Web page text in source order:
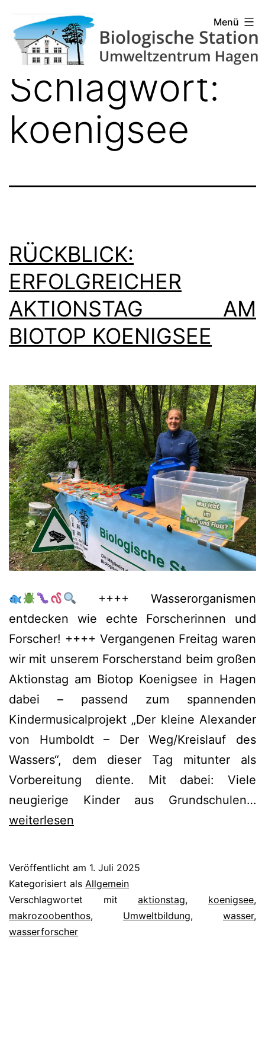
Inhalt
springen
Biologische
Station
Hagen
Menü
Schlagwort:
koenigsee
RÜCKBLICK:
ERFOLGREICHER
AKTIONSTAG AM
BIOTOP KOENIGSEE
++++ Wasserorganismen
entdecken wie echte Forscherinnen und
Forscher! ++++ Vergangenen Freitag waren
wir mit unserem Forscherstand beim großen
Aktionstag am Biotop Koenigsee in Hagen
dabei – passend zum spannenden
Kindermusicalprojekt „Der kleine Alexander
von Humboldt – Der Weg/Kreislauf des
Wassers“, dem dieser Tag mitunter als
Vorbereitung diente. Mit dabei: Viele
neugierige Kinder aus Grundschulen…
weiterlesen
Veröffentlicht am 1. Juli 2025
Kategorisiert als Allgemein
Verschlagwortet mitaktionstag, koenigsee,
makrozoobenthos, Umweltbildung, wasser,
wasserforscher